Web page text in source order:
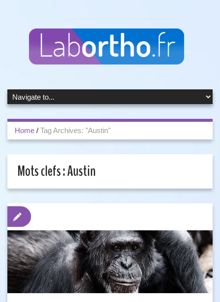
Home / Tag Archives: "Austin"
Mots clefs :Austin